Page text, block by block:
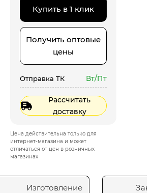
Купить в 1 клик
Получить оптовые
цены
Отправка ТК Вт/Пт
Рассчитать
доставку
Цена действительна только для
интернет-магазина и может
отличаться от цен в розничных
магазинах
Изготовление